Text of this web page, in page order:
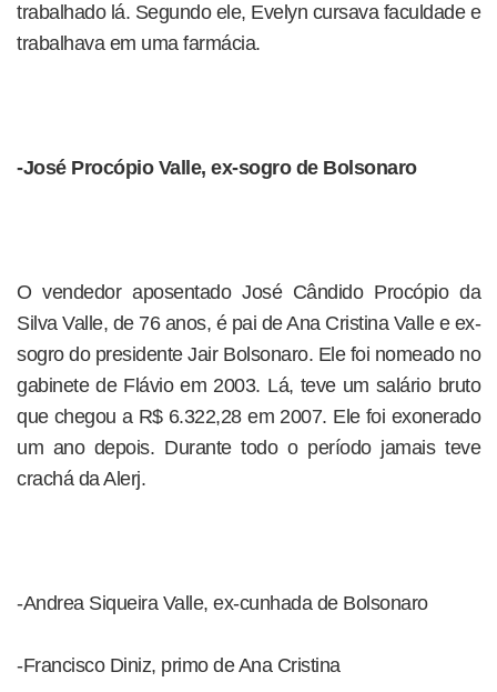
trabalhado lá. Segundo ele, Evelyn cursava faculdade e
trabalhava em uma farmácia.
-José Procópio Valle, ex-sogro de Bolsonaro
O vendedor aposentado José Cândido Procópio da
Silva Valle, de 76 anos, é pai de Ana Cristina Valle e ex-
sogro do presidente Jair Bolsonaro. Ele foi nomeado no
gabinete de Flávio em 2003. Lá, teve um salário bruto
que chegou a R$ 6.322,28 em 2007. Ele foi exonerado
um ano depois. Durante todo o período jamais teve
crachá da Alerj.
-Andrea Siqueira Valle, ex-cunhada de Bolsonaro
-Francisco Diniz, primo de Ana Cristina